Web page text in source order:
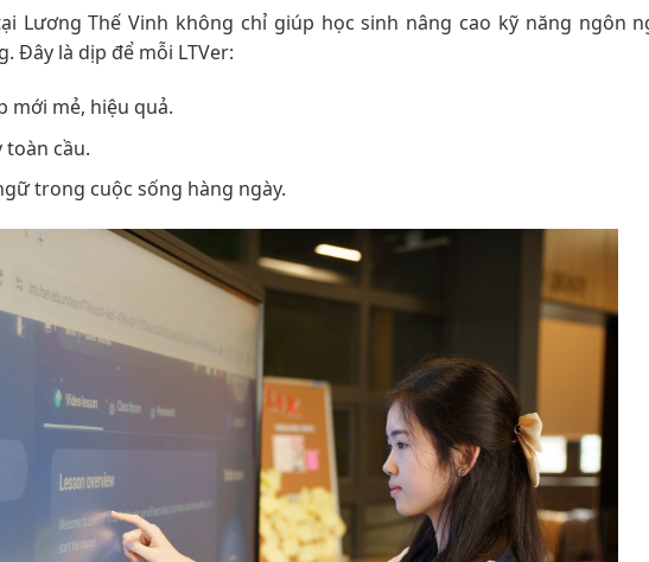
Lương Thế Vinh không chỉ giúp học sinh nâng cao kỹ năng ngôn
Đây là dịp để mỗi LTVer:
mới mẻ, hiệu quả.
cầu.
trong cuộc sống hàng ngày.